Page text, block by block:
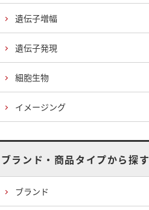
遺伝子増幅
遺伝子発現
細胞生物
イメージング
ブランド・商品タイプから探す
ブランド